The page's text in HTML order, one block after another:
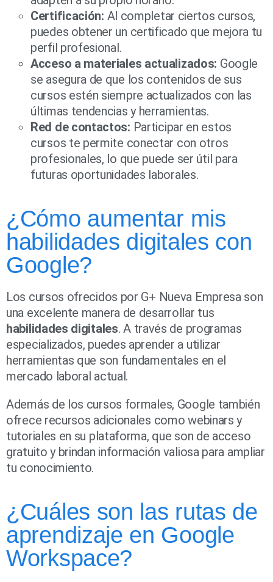
Certificación: Al completar ciertos cursos,
puedes obtener un certificado que mejora tu
perfil profesional.
Acceso a materiales actualizados: Google
se asegura de que los contenidos de sus
cursos estén siempre actualizados con las
últimas tendencias y herramientas.
Red de contactos: Participar en estos
cursos te permite conectar con otros
profesionales, lo que puede ser útil para
futuras oportunidades laborales.
¿Cómo aumentar mis
habilidades digitales con
Google?
Los cursos ofrecidos por G+ Nueva Empresa son
una excelente manera de desarrollar tus
habilidades digitales. A través de programas
especializados, puedes aprender a utilizar
herramientas que son fundamentales en el
mercado laboral actual.
Además de los cursos formales, Google también
ofrece recursos adicionales como webinars y
tutoriales en su plataforma, que son de acceso
gratuito y brindan información valiosa para ampliar
tu conocimiento.
¿Cuáles son las rutas de
aprendizaje en Google
Workspace?